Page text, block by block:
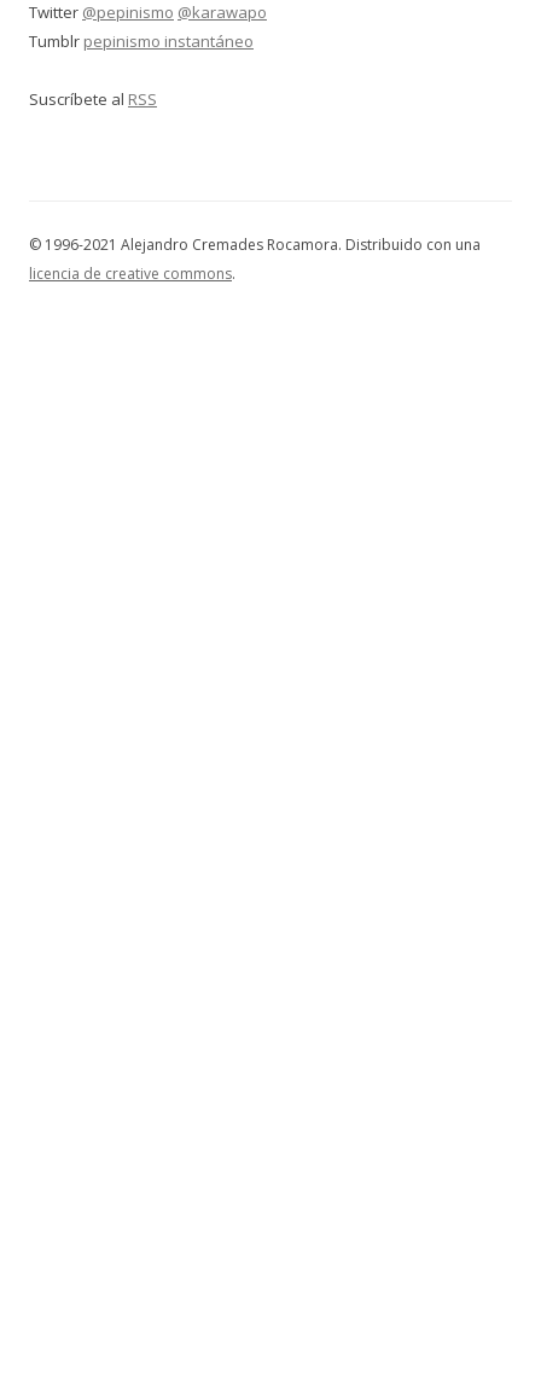
Twitter @pepinismo @karawapo
Tumblr pepinismo instantáneo
Suscríbete al RSS
© 1996-2021 Alejandro Cremades Rocamora. Distribuido con una
licencia de creative commons.